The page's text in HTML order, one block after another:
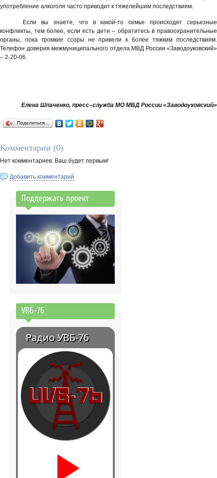
употребление алкоголя часто приводит к тяжелейшим последствиям.
Если вы знаете, что в какой-то семье происходят серьезные
конфликты, тем более, если есть дети – обратитесь в правоохранительные
органы, пока громкие ссоры не привели к более тяжким последствиям.
Телефон доверия межмуниципального отдела МВД России «Заводоуковский»
– 2-20-06.
Елена Шпаченко, пресс–служба МО МВД России «Заводоуковский»
Поделиться…
Комментарии (0)
Нет комментариев. Ваш будет первым!
Добавить комментарий
Поддержать проект
УВБ-76
Радио УВБ-76